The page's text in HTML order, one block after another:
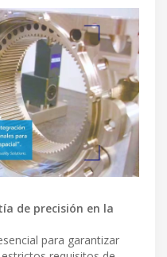
de precisión en la
para garantizar